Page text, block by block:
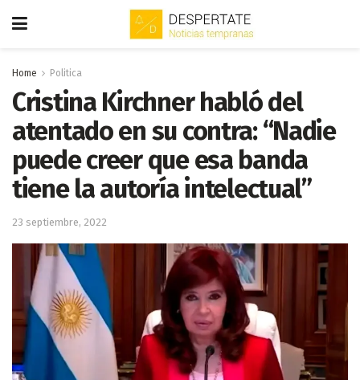
Home Politica
Cristina Kirchner habló del
atentado en su contra: “Nadie
puede creer que esa banda
tiene la autoría intelectual”
23 septiembre, 2022